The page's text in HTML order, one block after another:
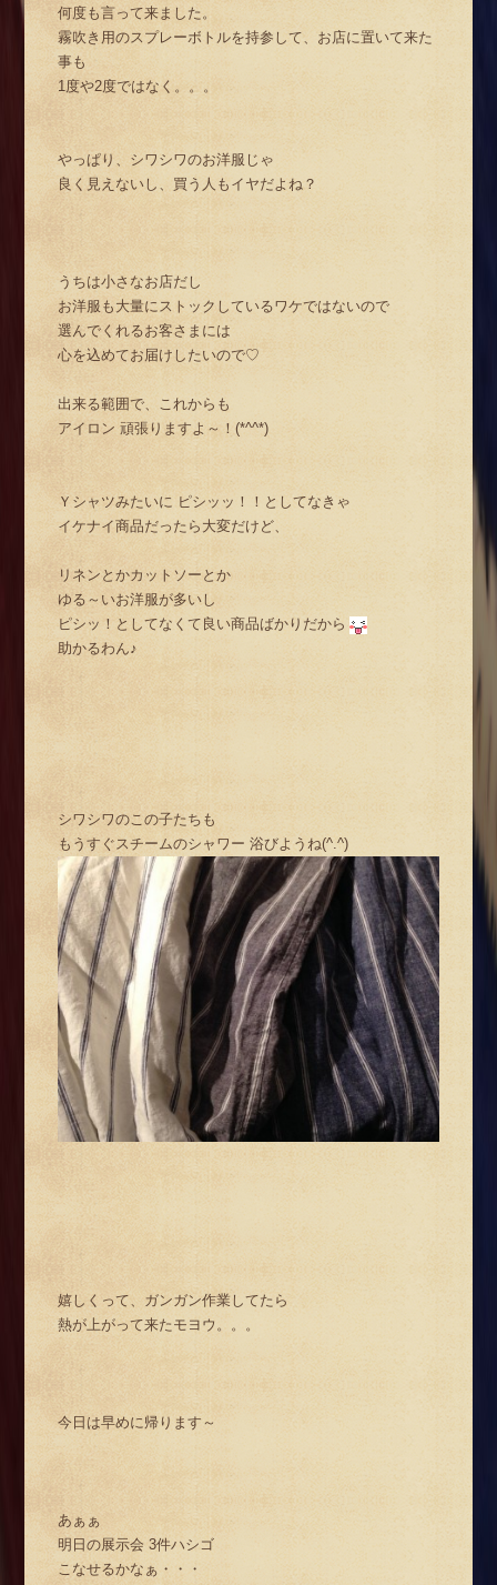
何度も言って来ました。
霧吹き用のスプレーボトルを持参して、お店に置いて来た
事も
1度や2度ではなく。。。
やっぱり、シワシワのお洋服じゃ
良く見えないし、買う人もイヤだよね？
うちは小さなお店だし
お洋服も大量にストックしているワケではないので
選んでくれるお客さまには
心を込めてお届けしたいので♡
出来る範囲で、これからも
アイロン 頑張りますよ～！(*^^*)
Ｙシャツみたいに ピシッッ！！としてなきゃ
イケナイ商品だったら大変だけど、
リネンとかカットソーとか
ゆる～いお洋服が多いし
ピシッ！としてなくて良い商品ばかりだから
助かるわん♪
シワシワのこの子たちも
もうすぐスチームのシャワー 浴びようね(^.^)
嬉しくって、ガンガン作業してたら
熱が上がって来たモヨウ。。。
今日は早めに帰ります～
あぁぁ
明日の展示会 3件ハシゴ
こなせるかなぁ・・・